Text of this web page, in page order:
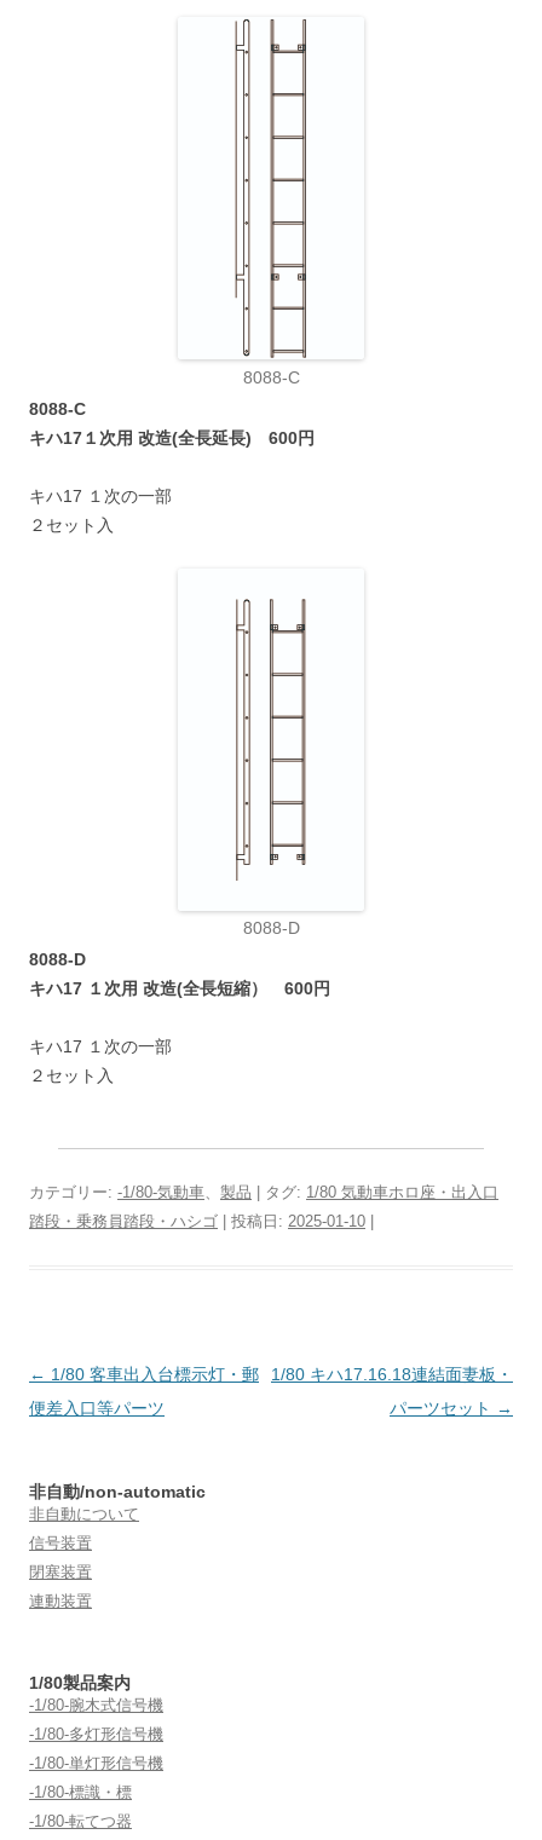
8088-C
8088-C
キハ17１次用 改造(全長延長) 600円
キハ17 １次の一部
２セット入
8088-D
8088-D
キハ17 １次用 改造(全長短縮） 600円
キハ17 １次の一部
２セット入
カテゴリー: -1/80-気動車、 製品 | タグ: 1/80 気動車ホロ座・出入口
踏段・乗務員踏段・ハシゴ | 投稿日: 2025-01-10
投
稿
ゲ
ー
シ
ョ
← 1/80 客車出入台標示灯・郵
便差入口等パーツ
1/80 キハ17.16.18連結面妻板・
パーツセット →
非自動/non-automatic
非自動について
信号装置
閉塞装置
連動装置
1/80製品案内
-1/80-腕木式信号機
-1/80-多灯形信号機
-1/80-単灯形信号機
-1/80-標識・標
-1/80-転てつ器